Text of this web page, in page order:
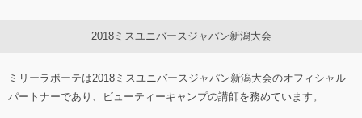
2018ミスユニバースジャパン新潟大会
ミリーラボーテは2018ミスユニバースジャパン新潟大会のオフィシャル
パートナーであり、ビューティーキャンプの講師を務めています。